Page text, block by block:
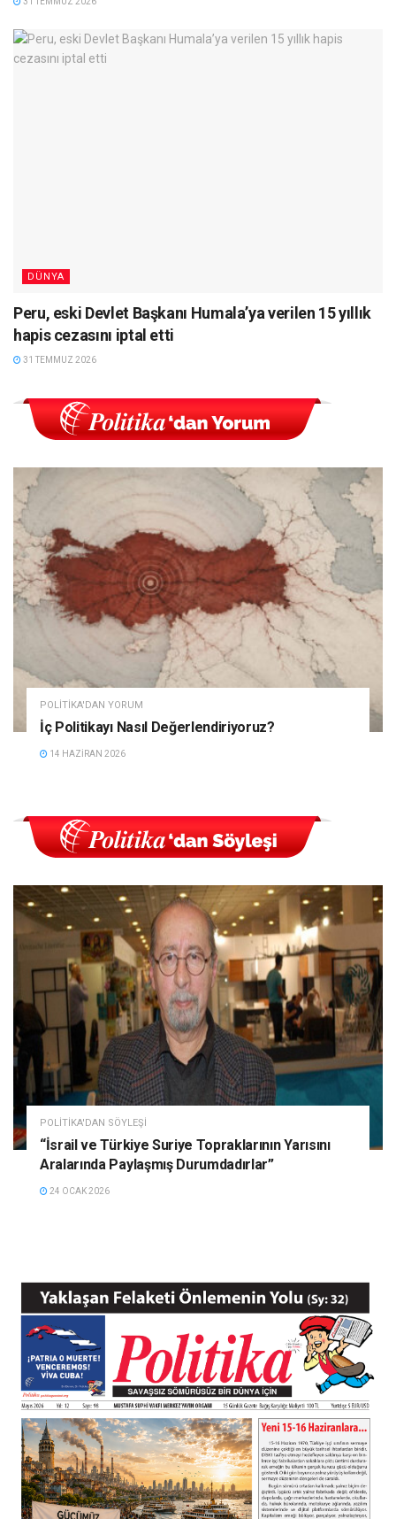
DÜNYA
Peru, eski Devlet Başkanı Humala’ya verilen 15 yıllık
hapis cezasını iptal etti
31 TEMMUZ 2026
POLITIKA'DAN YORUM
İç Politikayı Nasıl Değerlendiriyoruz?
14 HAZIRAN 2026
POLITIKA'DAN SÖYLEŞI
“İsrail ve Türkiye Suriye Topraklarının Yarısını
Aralarında Paylaşmış Durumdadırlar”
24 OCAK 2026